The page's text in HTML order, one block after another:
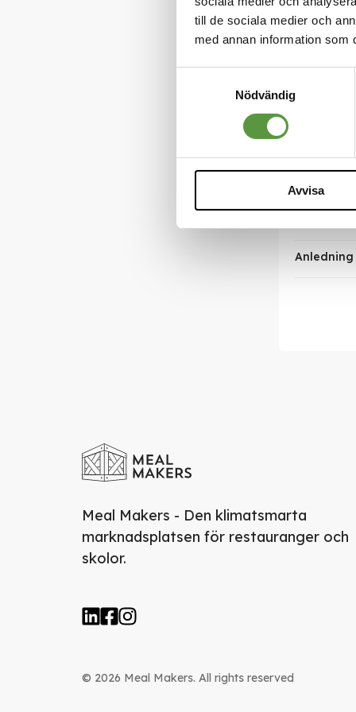
till de sociala medier och
med annan information som
Nödvändig
Avvisa
Antal
Nettovikt
Meal Makers - Den klimatsmarta
marknadsplatsen för restauranger och
skolor.
© 2026 Meal Makers. All rights reserved